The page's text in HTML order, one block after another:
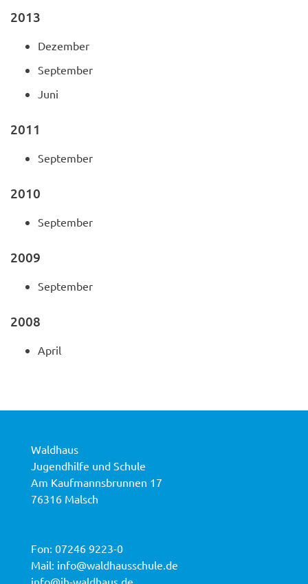
2013
Dezember
September
Juni
2011
September
2010
September
2009
September
2008
April
Waldhaus
Jugendhilfe und Schule
Am Kaufmannsbrunnen 17
76316 Malsch
Fon: 07246 9223-0
Mail: info@waldhausschule.de